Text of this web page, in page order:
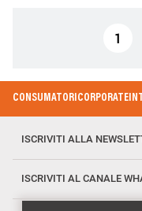
1
Footer Menu
CONSUMATORICORPORATE
ISCRIVITI ALLA
ISCRIVITI AL CANALE